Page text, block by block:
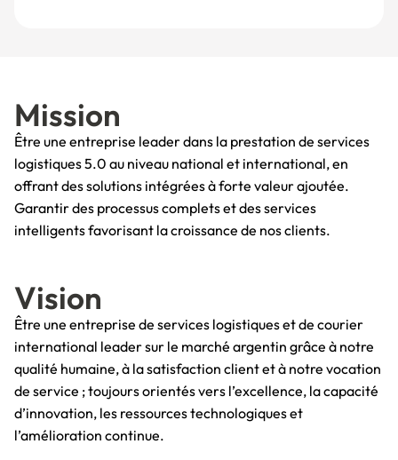
Mission
Être une entreprise leader dans la prestation de services
logistiques 5.0 au niveau national et international, en
offrant des solutions intégrées à forte valeur ajoutée.
Garantir des processus complets et des services
intelligents favorisant la croissance de nos clients.
Vision
Être une entreprise de services logistiques et de courier
international leader sur le marché argentin grâce à notre
qualité humaine, à la satisfaction client et à notre vocation
de service ; toujours orientés vers l’excellence, la capacité
d’innovation, les ressources technologiques et
l’amélioration continue.